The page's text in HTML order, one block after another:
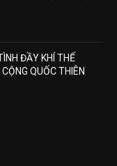
ĐẦY KHÍ THẾ
QUỐC THIÊN